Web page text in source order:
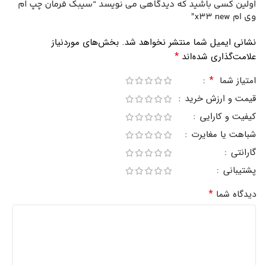
اولین کسی باشید که دیدگاهی می نویسد “سیبک فرمان چپ ام
وی ام x33 new”
نشانی ایمیل شما منتشر نخواهد شد. بخش‌های موردنیاز
علامت‌گذاری شده‌اند *
امتیاز شما *
قیمت و ارزش خرید
کیفیت و کارایی
شباهت یا مغایرت
گارانتی
پشتیبانی
دیدگاه شما *